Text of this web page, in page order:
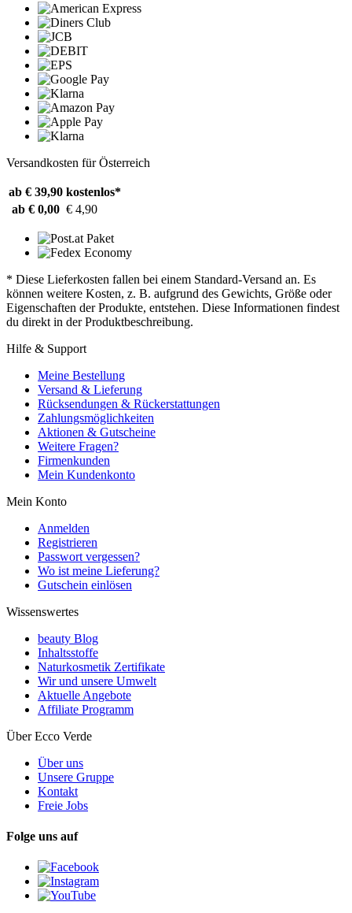
Versandkosten für Österreich
ab € 39,90 kostenlos*
ab € 0,00 € 4,90
* Diese Lieferkosten fallen bei einem Standard-Versand an. Es
können weitere Kosten, z. B. aufgrund des Gewichts, Größe oder
Eigenschaften der Produkte, entstehen. Diese Informationen findest
du direkt in der Produktbeschreibung.
Hilfe & Support
Meine Bestellung
Versand & Lieferung
Rücksendungen & Rückerstattungen
Zahlungsmöglichkeiten
Aktionen & Gutscheine
Weitere Fragen?
Firmenkunden
Mein Kundenkonto
Mein Konto
Anmelden
Registrieren
Passwort vergessen?
Wo ist meine Lieferung?
Gutschein einlösen
Wissenswertes
beauty Blog
Inhaltsstoffe
Naturkosmetik Zertifikate
Wir und unsere Umwelt
Aktuelle Angebote
Affiliate Programm
Über Ecco Verde
Über uns
Unsere Gruppe
Kontakt
Freie Jobs
Folge uns auf